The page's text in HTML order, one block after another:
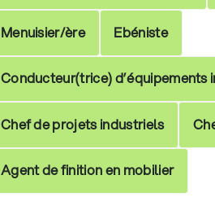
Menuisier/ère Ebéniste
Conducteur(trice) d’équipements
Chef de projets industriels
Agent de finition en mobilier